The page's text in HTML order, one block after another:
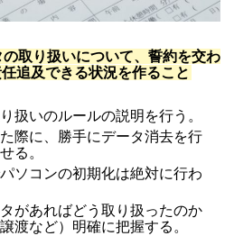
取り扱いについて、誓約を交わ
追及できる状況を作ること
扱いのルールの説明を行う。
際に、勝手にデータ消去を行
る。
ソコンの初期化は絶対に行わ
があればどう取り扱ったのか
渡など）明確に把握する。